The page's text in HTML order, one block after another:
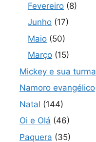
Fevereiro (8)
Junho (17)
Maio (50)
Março (15)
Mickey e sua turma
Namoro evangélico
Natal (144)
Oi e Olá (46)
Paquera (35)